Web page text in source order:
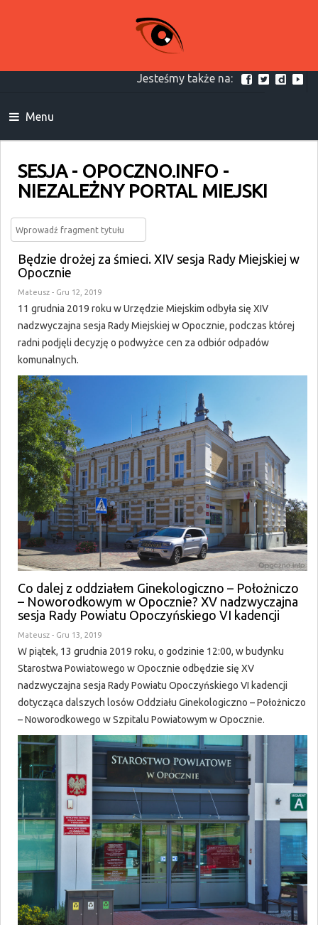
Jesteśmy także na:
Menu
SESJA - OPOCZNO.INFO -
NIEZALEŻNY PORTAL MIEJSKI
Będzie drożej za śmieci. XIV sesja Rady Miejskiej w
Opocznie
Mateusz - Gru 12, 2019
11 grudnia 2019 roku w Urzędzie Miejskim odbyła się XIV
nadzwyczajna sesja Rady Miejskiej w Opocznie, podczas której
radni podjęli decyzję o podwyżce cen za odbiór odpadów
komunalnych.
Co dalej z oddziałem Ginekologiczno – Położniczo
– Noworodkowym w Opocznie? XV nadzwyczajna
sesja Rady Powiatu Opoczyńskiego VI kadencji
Mateusz - Gru 13, 2019
W piątek, 13 grudnia 2019 roku, o godzinie 12:00, w budynku
Starostwa Powiatowego w Opocznie odbędzie się XV
nadzwyczajna sesja Rady Powiatu Opoczyńskiego VI kadencji
dotycząca dalszych losów Oddziału Ginekologiczno – Położniczo
– Noworodkowego w Szpitalu Powiatowym w Opocznie.